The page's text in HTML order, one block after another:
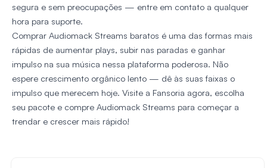
segura e sem preocupações — entre em contato a qualquer
hora para suporte.
Comprar Audiomack Streams baratos é uma das formas mais
rápidas de aumentar plays, subir nas paradas e ganhar
impulso na sua música nessa plataforma poderosa. Não
espere crescimento orgânico lento — dê às suas faixas o
impulso que merecem hoje. Visite a Fansoria agora, escolha
seu pacote e compre Audiomack Streams para começar a
trendar e crescer mais rápido!